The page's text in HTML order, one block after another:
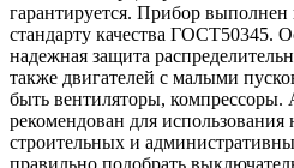
гарантируется. Прибор
стандарту качества ГОСТ50345.
надежная защита
также двигателей с малыми
быть вентиляторы, компрессоры.
рекомендован для использования
строительных и